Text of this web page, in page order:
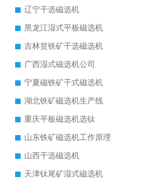
辽宁干选磁选机
黑龙江湿式平板磁选机
吉林贫铁矿干选磁选机
广西湿式磁选机公司
宁夏磁铁矿干式磁选机
湖北铁矿磁选机生产线
重庆平板磁选机选钛
山东铁矿磁选机工作原理
山西干选磁选机
天津钛尾矿湿式磁选机